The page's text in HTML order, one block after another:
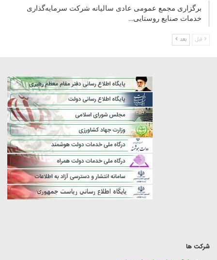
برگزاری مجمع عمومی عادی سالیانه شرکت سرمایه‌گذاری
خدمات صنایع روستایی…
قبل بعد
شرکت ها